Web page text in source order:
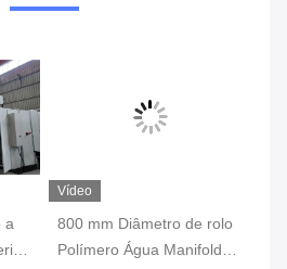
a
Vídeo
800 mm Diâmetro de rolo
Polímero Água Manifold